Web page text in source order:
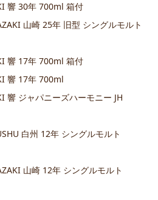
響 30年 700ml 箱付
山崎 25年 旧型 シングルモルト
響 17年 700ml 箱付
響 17年 700ml
響 ジャパニーズハーモニー JH
白州 12年 シングルモルト
山崎 12年 シングルモルト